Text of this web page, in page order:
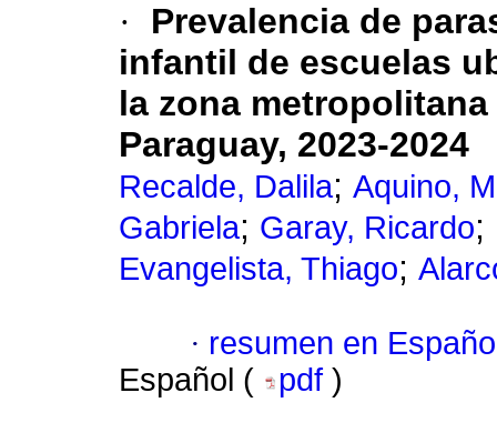
·
Prevalencia de
infantil de escuelas
la zona
Paraguay, 2023-2024
Recalde, Dalila; Aquino,
Gabriela; Garay, Ricardo;
Evangelista, Thiago;
· resumen en
Español (
pdf )